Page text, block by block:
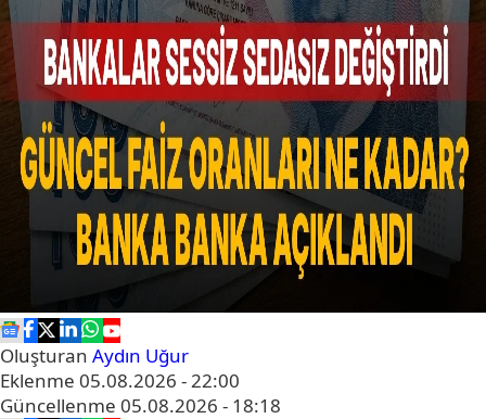
Oluşturan Aydın Uğur
Eklenme 05.08.2026 - 22:00
Güncellenme 05.08.2026 - 18:18